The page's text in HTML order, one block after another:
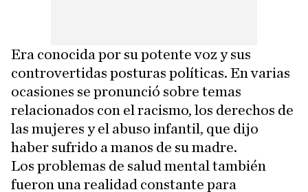
Era conocida por su potente voz y sus
controvertidas posturas políticas. En varias
ocasiones se pronunció sobre temas
relacionados con el racismo, los derechos de
las mujeres y el abuso infantil, que dijo
haber sufrido a manos de su madre.
Los problemas de salud mental también
fueron una realidad constante para